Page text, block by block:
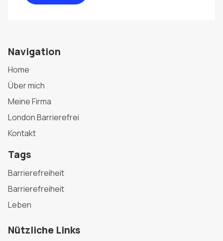
Navigation
Home
Über mich
Meine Firma
London Barrierefrei
Kontakt
Tags
Barrierefreiheit
Barrierefreiheit
Leben
Nützliche Links